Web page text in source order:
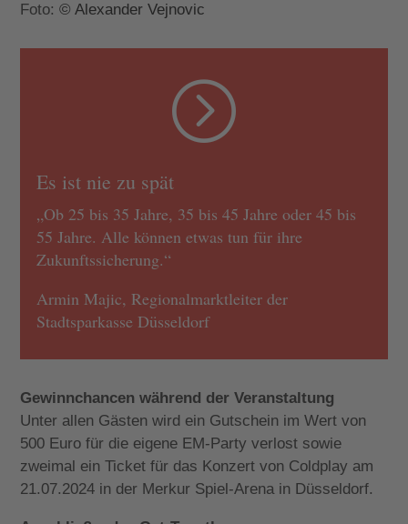
Foto:© Alexander Vejnovic
=
Es ist nie zu spät
„Ob 25 bis 35 Jahre, 35 bis 45 Jahre oder 45 bis
55 Jahre. Alle können etwas tun für ihre
Zukunftssicherung.“
Armin Majic, Regionalmarktleiter der
Stadtsparkasse Düsseldorf
Gewinnchancen während der Veranstaltung
Unter allen Gästen wird ein Gutschein im Wert von
500 Euro für die eigene EM-Party verlost sowie
zweimal ein Ticket für das Konzert von Coldplay am
21.07.2024 in der Merkur Spiel-Arena in Düsseldorf.